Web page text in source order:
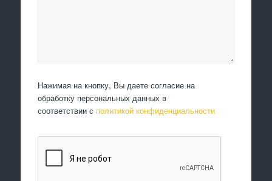
Нажимая на кнопку, Вы даете согласие на
обработку персональных данных в
соответствии с политикой конфиденциальности